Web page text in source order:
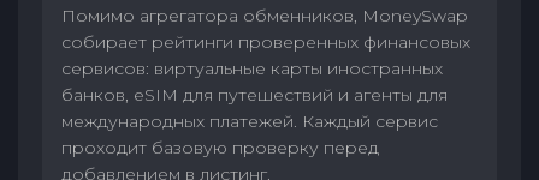
Помимо агрегатора обменников, MoneySwap
собирает рейтинги проверенных финансовых
сервисов: виртуальные карты иностранных
банков, eSIM для путешествий и агенты для
международных платежей. Каждый сервис
проходит базовую проверку перед
добавлением в листинг.